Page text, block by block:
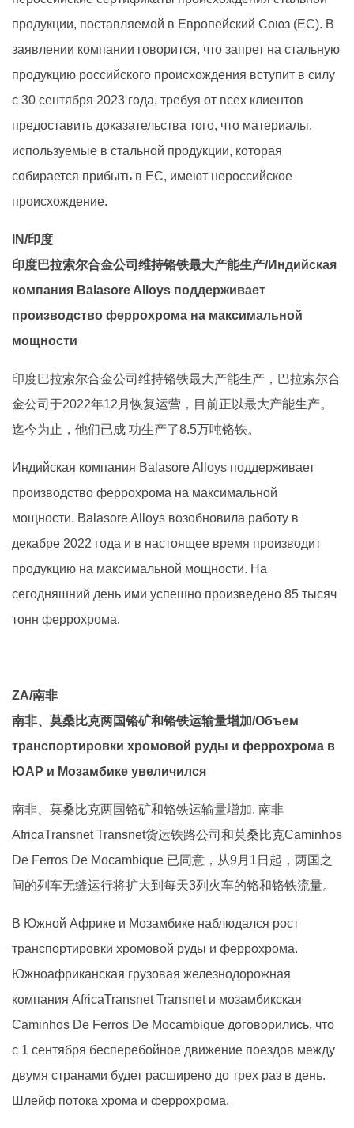
продукции, поставляемой в Европейский Союз (ЕС). В
заявлении компании говорится, что запрет на стальную
продукцию российского происхождения вступит в силу
с 30 сентября 2023 года, требуя от всех клиентов
предоставить доказательства того, что материалы,
используемые в стальной продукции, которая
собирается прибыть в ЕС, имеют нероссийское
происхождение.
IN/印度
印度巴拉索尔合金公司维持铬铁最大产能生产/Индийская
компания Balasore Alloys поддерживает
производство феррохрома на максимальной
мощности
印度巴拉索尔合金公司维持铬铁最大产能生产，巴拉索尔合
金公司于2022年12月恢复运营，目前正以最大产能生产。
迄今为止，他们已成 功生产了8.5万吨铬铁。
Индийская компания Balasore Alloys поддерживает
производство феррохрома на максимальной
мощности. Balasore Alloys возобновила работу в
декабре 2022 года и в настоящее время производит
продукцию на максимальной мощности. На
сегодняшний день ими успешно произведено 85 тысяч
тонн феррохрома.
ZA/南非
南非、莫桑比克两国铬矿和铬铁运输量增加/Объем
транспортировки хромовой руды и феррохрома в
ЮАР и Мозамбике увеличился
南非、莫桑比克两国铬矿和铬铁运输量增加. 南非
AfricaTransnet Transnet货运铁路公司和莫桑比克Caminhos
De Ferros De Mocambique 已同意，从9月1日起，两国之
间的列车无缝运行将扩大到每天3列火车的铬和铬铁流量。
В Южной Африке и Мозамбике наблюдался рост
транспортировки хромовой руды и феррохрома.
Южноафриканская грузовая железнодорожная
компания AfricaTransnet Transnet и мозамбикская
Caminhos De Ferros De Mocambique договорились, что
с 1 сентября бесперебойное движение поездов между
двумя странами будет расширено до трех раз в день.
Шлейф потока хрома и феррохрома.